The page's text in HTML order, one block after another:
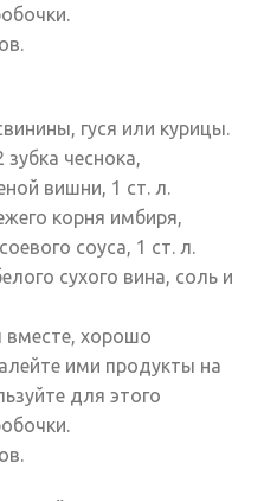
гуся или курицы.
чеснока,
вишни, 1 ст. л.
корня имбиря,
соуса, 1 ст. л.
сухого вина, соль и
вместе, хорошо
ими продукты на
для этого